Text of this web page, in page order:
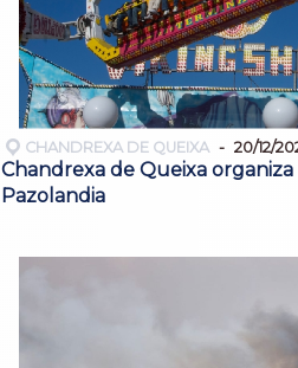
CHANDREXA DE QUEIXA 20/12/
Chandrexa de Queixa organiza
Pazolandia